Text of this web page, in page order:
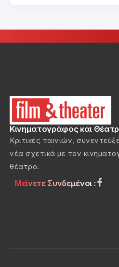
Κινηματογράφος και
Κριτικές ταινιών,
νέα σχετικά με τον
θέατρο.
Μείνετε Συνδεμένοι :